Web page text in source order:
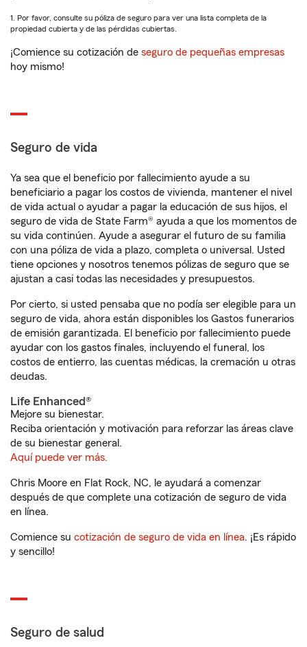
1. Por favor, consulte su póliza de seguro para ver una lista completa de la
propiedad cubierta y de las pérdidas cubiertas.
¡Comience su cotización de seguro de pequeñas empresas
hoy mismo!
Seguro de vida
Ya sea que el beneficio por fallecimiento ayude a su
beneficiario a pagar los costos de vivienda, mantener el nivel
de vida actual o ayudar a pagar la educación de sus hijos, el
seguro de vida de State Farm® ayuda a que los momentos de
su vida continúen. Ayude a asegurar el futuro de su familia
con una póliza de vida a plazo, completa o universal. Usted
tiene opciones y nosotros tenemos pólizas de seguro que se
ajustan a casi todas las necesidades y presupuestos.
Por cierto, si usted pensaba que no podía ser elegible para un
seguro de vida, ahora están disponibles los Gastos funerarios
de emisión garantizada. El beneficio por fallecimiento puede
ayudar con los gastos finales, incluyendo el funeral, los
costos de entierro, las cuentas médicas, la cremación u otras
deudas.
Life Enhanced®
Mejore su bienestar.
Reciba orientación y motivación para reforzar las áreas clave
de su bienestar general.
Aquí puede ver más.
Chris Moore en Flat Rock, NC, le ayudará a comenzar
después de que complete una cotización de seguro de vida
en línea.
Comience su cotización de seguro de vida en línea. ¡Es rápido
y sencillo!
Seguro de salud